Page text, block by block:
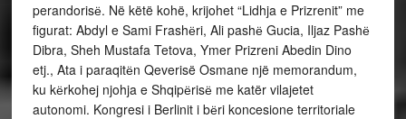
perandorisё. Në këtë kohë, krijohet “Lidhja e Prizrenit” me
figurat: Abdyl e Sami Frashёri, Ali pashё Gucia, Iljaz Pashё
Dibra, Sheh Mustafa Tetova, Ymer Prizreni Abedin Dino
etj., Ata i paraqitёn Qeverisë Osmane një memorandum,
ku kёrkohej njohja e Shqipёrisё me katër vilajetet
autonomi. Kongresi i Berlinit i bёri koncesione territoriale